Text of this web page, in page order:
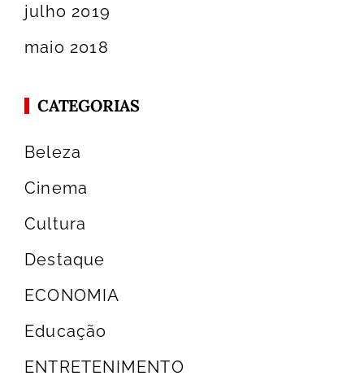
julho 2019
maio 2018
CATEGORIAS
Beleza
Cinema
Cultura
Destaque
ECONOMIA
Educação
ENTRETENIMENTO